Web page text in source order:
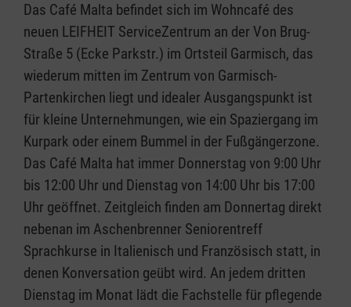
Das Café Malta befindet sich im Wohncafé des
neuen LEIFHEIT ServiceZentrum an der Von Brug-
Straße 5 (Ecke Parkstr.) im Ortsteil Garmisch, das
wiederum mitten im Zentrum von Garmisch-
Partenkirchen liegt und idealer Ausgangspunkt ist
für kleine Unternehmungen, wie ein Spaziergang im
Kurpark oder einem Bummel in der Fußgängerzone.
Das Café Malta hat immer Donnerstag von 9:00 Uhr
bis 12:00 Uhr und Dienstag von 14:00 Uhr bis 17:00
Uhr geöffnet. Zeitgleich finden am Donnertag direkt
nebenan im Aschenbrenner Seniorentreff
Sprachkurse in Italienisch und Französisch statt, in
denen Konversation geübt wird. An jedem dritten
Dienstag im Monat lädt die Fachstelle für pflegende